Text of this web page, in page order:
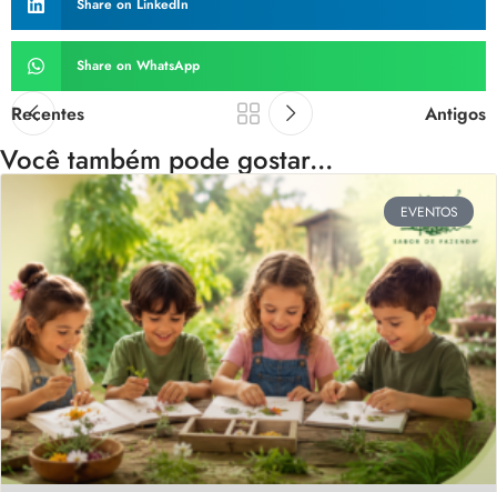
Share on LinkedIn
Share on WhatsApp
Recentes Antigos
Você também pode gostar...
EVENTOS